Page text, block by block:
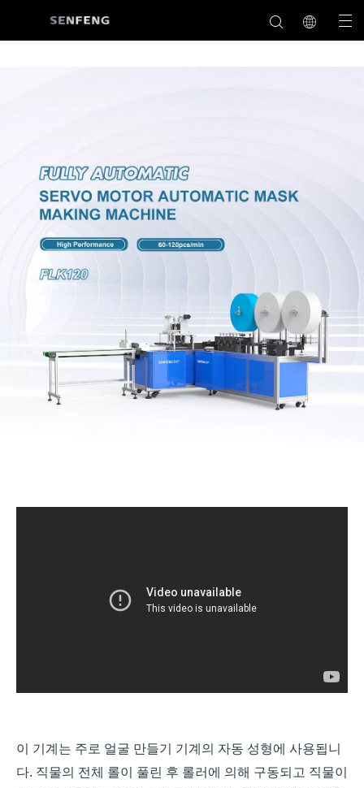
이 기계는 주로 얼굴 만들기 기계의 자동 성형에 사용됩니
다. 직물의 전체 롤이 풀린 후 롤러에 의해 구동되고 직물이